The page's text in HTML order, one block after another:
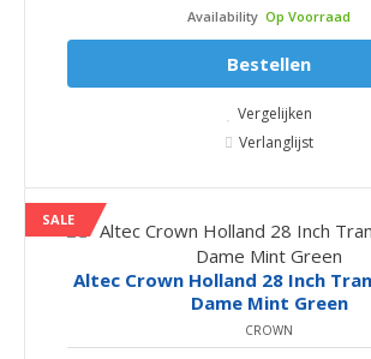
Availability Op Voorraad
Bestellen
Vergelijken
Verlanglijst
SALE
Altec Crown Holland 28 Inch
Dame Mint Green
CROWN